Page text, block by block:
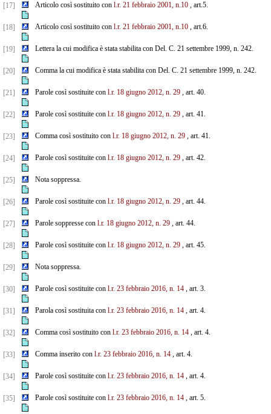
[17]
Articolo così sostituito con l.r. 21 febbraio 2001, n.10, art.5.
[18] Articolo così sostituito con l.r. 21 febbraio 2001, n.10, art.6.
[19] Lettera la cui modifica è stata stabilita con Del. C. 21 settembre 1999, n. 242.
[20] Comma la cui modifica è stata stabilita con Del. C. 21 settembre 1999, n. 242.
[21] Parole così sostituite con l.r. 18 giugno 2012, n. 29, art. 40.
[22] Parole così sostituite con l.r. 18 giugno 2012, n. 29, art. 41.
[23] Comma così sostituito con l.r. 18 giugno 2012, n. 29, art. 41.
[24] Parole così sostituite con l.r. 18 giugno 2012, n. 29, art. 42.
[25] Nota soppressa.
[26] Parole così sostituite con l.r. 18 giugno 2012, n. 29, art. 44.
[27] Parole soppresse con l.r. 18 giugno 2012, n. 29, art. 44.
[28] Parole così sostituite con l.r. 18 giugno 2012, n. 29, art. 45.
[29] Nota soppressa.
[30] Parole così sostituite con l.r. 23 febbraio 2016, n. 14, art. 3.
[31] Parola così sostituita con l.r. 23 febbraio 2016, n. 14, art. 4.
[32] Comma così sostituito con l.r. 23 febbraio 2016, n. 14, art. 4.
[33] Comma inserito con l.r. 23 febbraio 2016, n. 14, art. 4.
[34] Parole così sostituite con l.r. 23 febbraio 2016, n. 14, art. 4.
[35] Parole così sostituite con l.r. 23 febbraio 2016, n. 14, art. 5.